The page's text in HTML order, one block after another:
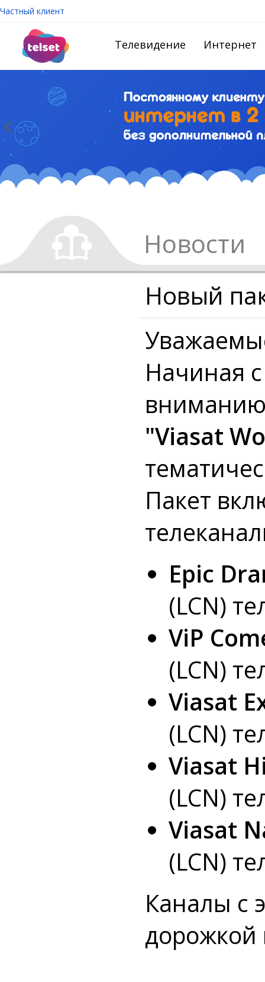
Частный клиент
Телевидение Интернет
Новости
Новый
Начиная
"Viasat
Пакет
Epic
(LCN)
ViP
(LCN)
Viasat
(LCN)
Viasat
(LCN)
Viasat
(LCN)
Каналы с
дорожкой